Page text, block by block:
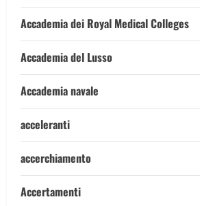
Accademia dei Royal Medical Colleges
Accademia del Lusso
Accademia navale
acceleranti
accerchiamento
Accertamenti